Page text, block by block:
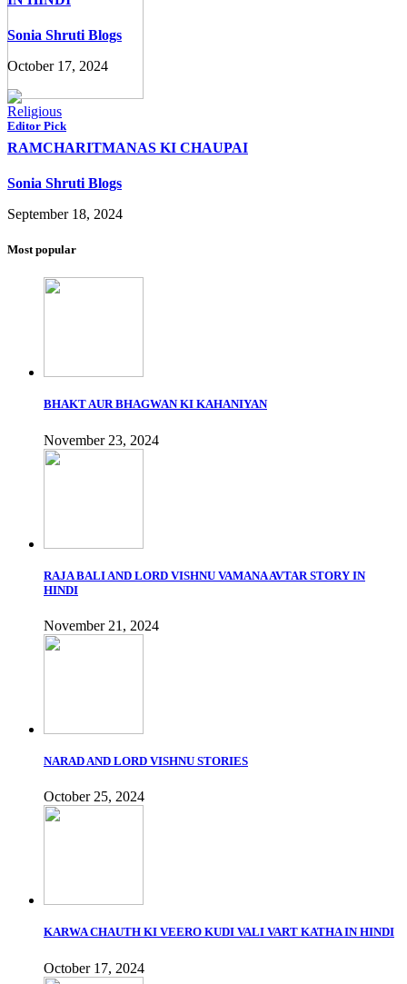
Editor Pick
Sonia Shruti Blogs
October 17, 2024
Religious
RAMCHARITMANAS KI CHAUPAI
Sonia Shruti Blogs
September 18, 2024
Most popular
BHAKT AUR BHAGWAN KI KAHANIYAN
November 23, 2024
RAJA BALI AND LORD VISHNU VAMANA AVTAR STORY IN
HINDI
November 21, 2024
NARAD AND LORD VISHNU STORIES
October 25, 2024
KARWA CHAUTH KI VEERO KUDI VALI VART KATHA IN HINDI
October 17, 2024